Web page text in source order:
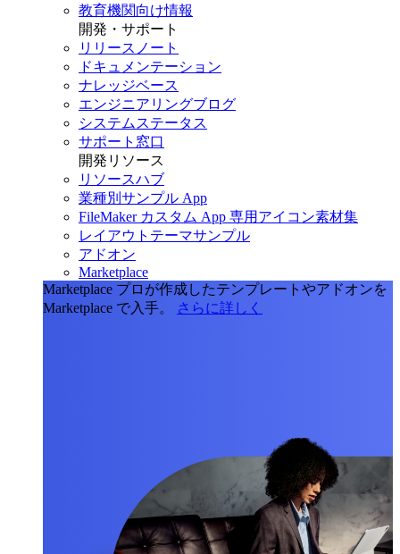
教育機関向け情報
開発・サポート
リリースノート
ドキュメンテーション
ナレッジベース
エンジニアリングブログ
システムステータス
サポート窓口
開発リソース
リソースハブ
業種別サンプル App
FileMaker カスタム App 専用アイコン素材集
レイアウトテーマサンプル
アドオン
Marketplace
Marketplace プロが作成したテンプレートやアドオンを
Marketplace で入手。
さらに詳しく